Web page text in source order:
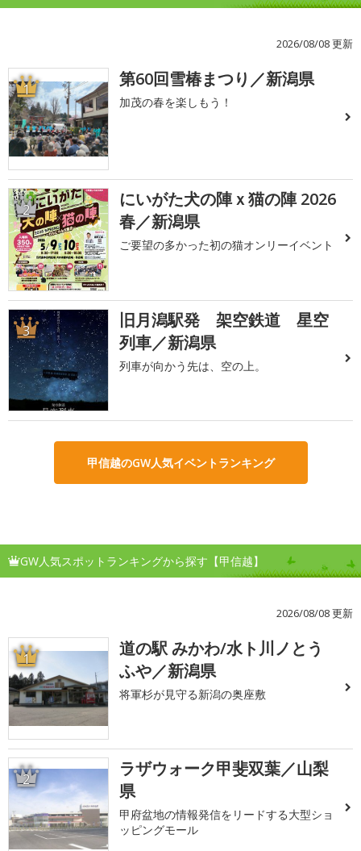
2026/08/08 更新
1 第60回雪椿まつり／新潟県
加茂の春を楽しもう！
2
にいがた犬の陣ｘ猫の陣 2026
春／新潟県
ご要望の多かった初の猫オンリーイベント
3
旧月潟駅発 架空鉄道 星空
列車／新潟県
列車が向かう先は、空の上。
甲信越のGW人気イベントランキング
GW人気スポットランキングから探す【甲信越】
2026/08/08 更新
1
道の駅 みかわ/水ト川ノとう
ふや／新潟県
将軍杉が見守る新潟の奥座敷
2
ラザウォーク甲斐双葉／山梨
県
甲府盆地の情報発信をリードする大型ショ
ッピングモール